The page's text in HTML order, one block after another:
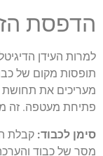
הדפסת
למרות העידן
תופסות מקום של
מעריכים את תחושת
פתיחת מעטפה. זה
סימן לכבוד: קבלת
מסר של כבוד